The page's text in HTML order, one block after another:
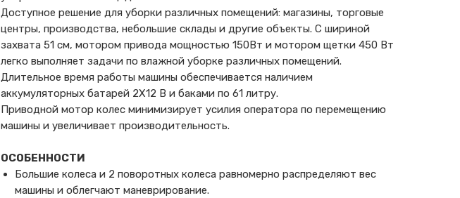
Доступное решение для уборки различных помещений: магазины, торговые
центры, производства, небольшие склады и другие объекты. С шириной
захвата 51 см, мотором привода мощностью 150Вт и мотором щетки 450 Вт
легко выполняет задачи по влажной уборке различных помещений.
Длительное время работы машины обеспечивается наличием
аккумуляторных батарей 2Х12 В и баками по 61 литру.
Приводной мотор колес минимизирует усилия оператора по перемещению
машины и увеличивает производительность.
ОСОБЕННОСТИ
Большие колеса и 2 поворотных колеса равномерно распределяют вес
машины и облегчают маневрирование.